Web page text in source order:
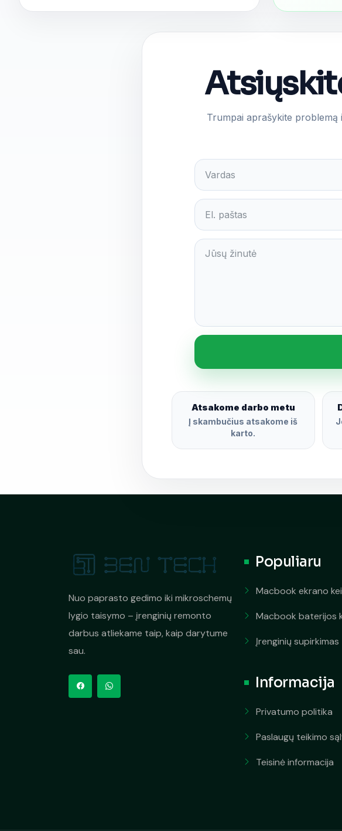
Trumpai aprašykite problemą
Atsakome darbo metu
Į skambučius atsakome iš
karto.
Nuo paprasto gedimo iki mikroschemų
lygio taisymo – įrenginių remonto
darbus atliekame taip, kaip darytume
sau.
Populiaru
Macbook ekrano
Macbook baterijos
Įrenginių supirkimas
Informacija
Privatumo politika
Paslaugų teikimo
Teisinė informacija